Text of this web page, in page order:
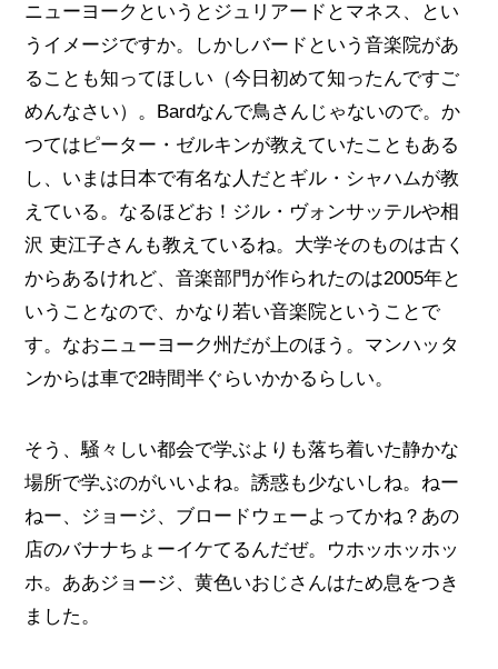
ニューヨークというとジュリアードとマネス、とい
うイメージですか。しかしバードという音楽院があ
ることも知ってほしい（今日初めて知ったんですご
めんなさい）。Bardなんで鳥さんじゃないので。か
つてはピーター・ゼルキンが教えていたこともある
し、いまは日本で有名な人だとギル・シャハムが教
えている。なるほどお！ジル・ヴォンサッテルや相
沢 吏江子さんも教えているね。大学そのものは古く
からあるけれど、音楽部門が作られたのは2005年と
いうことなので、かなり若い音楽院ということで
す。なおニューヨーク州だが上のほう。マンハッタ
ンからは車で2時間半ぐらいかかるらしい。
そう、騒々しい都会で学ぶよりも落ち着いた静かな
場所で学ぶのがいいよね。誘惑も少ないしね。ねー
ねー、ジョージ、ブロードウェーよってかね？あの
店のバナナちょーイケてるんだぜ。ウホッホッホッ
ホ。ああジョージ、黄色いおじさんはため息をつき
ました。